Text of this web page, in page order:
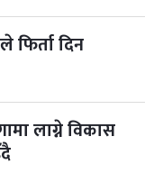
फिर्ता दिन
लाग्ने विकास